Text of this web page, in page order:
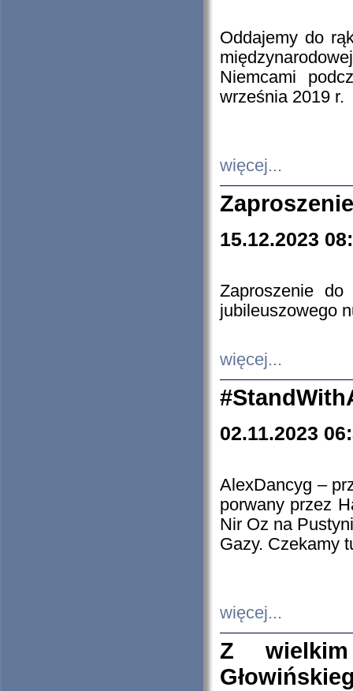
Oddajemy do
Niemcami
września 2019 r.
więcej...
15.12.2023
Zaproszenie do
jubileuszowego
więcej...
02.11.2023
AlexDancyg –
porwany przez
Nir Oz na
Gazy. Czekamy
więcej...
Z